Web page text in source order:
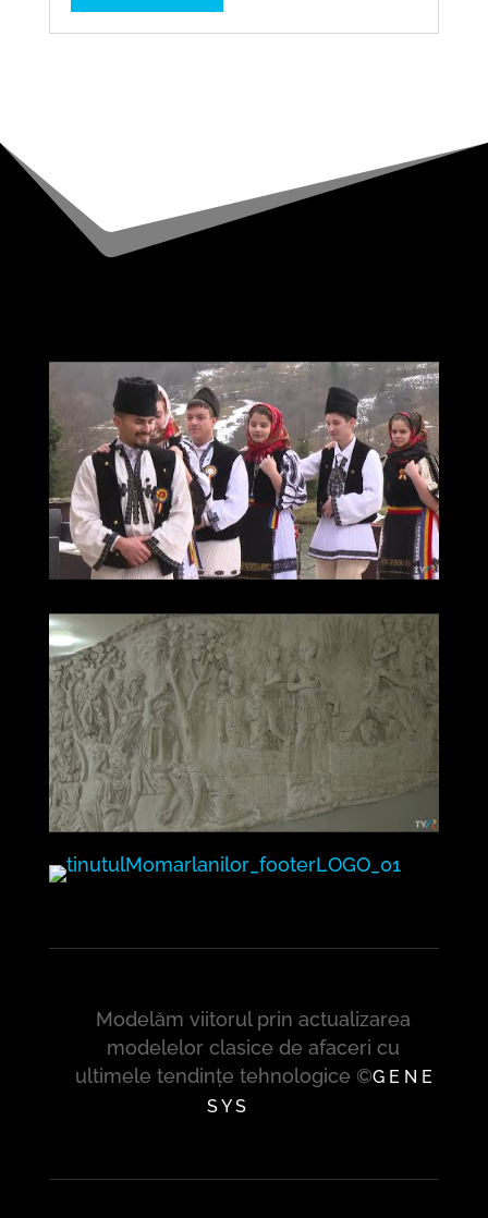
Modelăm viitorul prin actualizarea
modelelor clasice de afaceri cu
ultimele tendințe tehnologice ©G E N E
S Y S